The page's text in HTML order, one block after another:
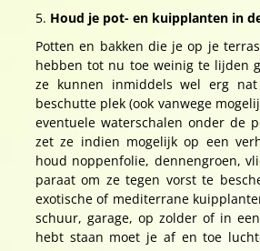
Houd je pot- en kuipplanten in
Potten en bakken die je op je
hebben tot nu toe weinig te lijden
ze kunnen inmiddels wel erg
beschutte plek (ook vanwege
eventuele waterschalen onder de
zet ze indien mogelijk op een
houd noppenfolie, dennengroen,
paraat om ze tegen vorst te
exotische of mediterrane
schuur, garage, op zolder of in
hebt staan moet je af en toe